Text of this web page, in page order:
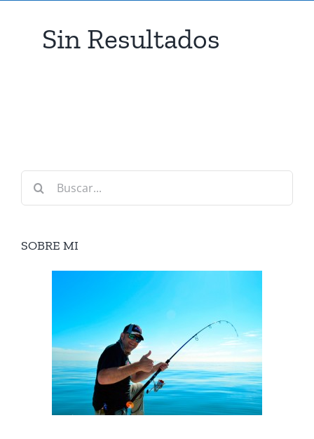
Sin Resultados
Buscar:
SOBRE MI